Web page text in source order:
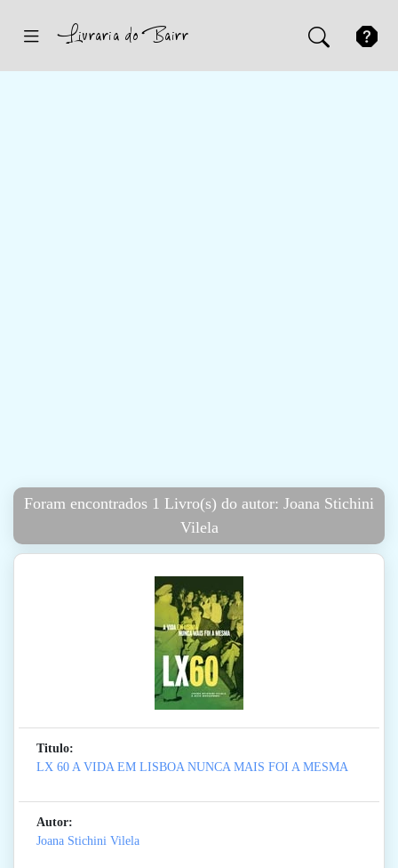
Foram encontrados 1 Livro(s) do autor: Joana Stichini
Vilela
Titulo:
LX 60 A VIDA EM LISBOA NUNCA MAIS FOI A MESMA
Autor:
Joana Stichini Vilela